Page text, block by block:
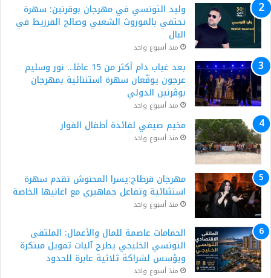
وليد التونسي في مهرجان بوقرنين: سهرة
تحتفي بالموروث الشعبي وصالح الفرزيط في
البال
منذ أسبوع واحد
بعد غياب دام أكثر من 15 عامًا… نور وسليم
عرجون يوقّعان سهرة استثنائية بمهرجان
بوڨرنين الدولي
منذ أسبوع واحد
مخيم صيفي لفائدة أطفال الفوار
منذ أسبوع واحد
مهرجان قرطاج:يسرا المحنوش تقدم سهرة
استثنائية وتفاعل جماهيري مع اغانيها الخاصة
منذ أسبوع واحد
الحمامات عاصمة للمال والأعمال: الملتقى
التونسي الخليجي يطرح آليات تمويل مبتكرة
ويؤسس لشراكة ثلاثية عابرة للحدود
منذ أسبوع واحد